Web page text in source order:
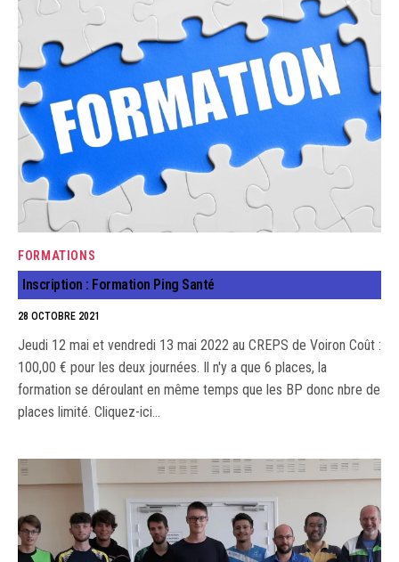
FORMATIONS
Inscription : Formation Ping Santé
28 OCTOBRE 2021
Jeudi 12 mai et vendredi 13 mai 2022 au CREPS de Voiron Coût :
100,00 € pour les deux journées. Il n'y a que 6 places, la
formation se déroulant en même temps que les BP donc nbre de
places limité. Cliquez-ici…